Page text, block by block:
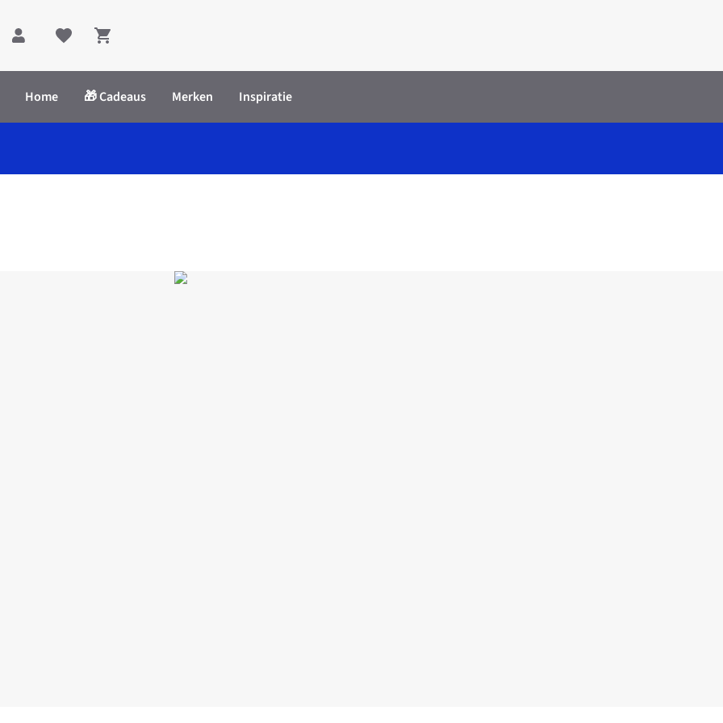
Shopping cart
Home 🎁 Cadeaus Merken Inspiratie